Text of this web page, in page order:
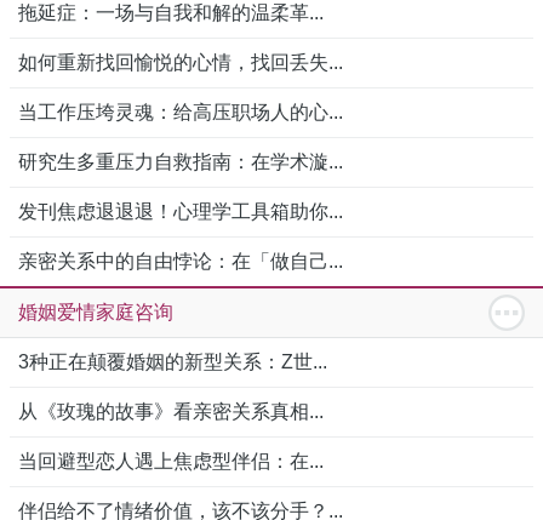
拖延症：一场与自我和解的温柔革...
如何重新找回愉悦的心情，找回丢失...
当工作压垮灵魂：给高压职场人的心...
研究生多重压力自救指南：在学术漩...
发刊焦虑退退退！心理学工具箱助你...
亲密关系中的自由悖论：在「做自己...
婚姻爱情家庭咨询
3种正在颠覆婚姻的新型关系：Z世...
从《玫瑰的故事》看亲密关系真相...
当回避型恋人遇上焦虑型伴侣：在...
伴侣给不了情绪价值，该不该分手？...